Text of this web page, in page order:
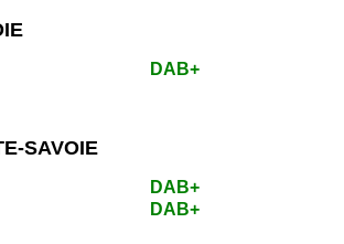
DAB+
SAVOIE
DAB+
DAB+